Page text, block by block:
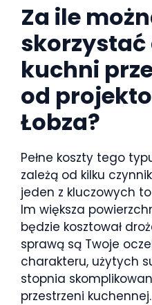
Za ile
kuchni
od
Łobza?
Pełne koszty tego
zależą od kilku
jeden z kluczowych
Im większa
będzie kosztował
sprawą są Twoje
charakteru, użytych
stopnia
przestrzeni kuchennej.